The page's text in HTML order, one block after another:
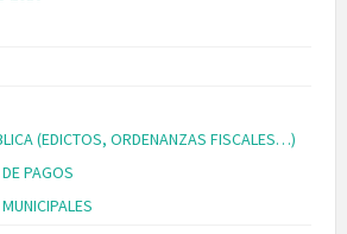
(EDICTOS, ORDENANZAS FISCALES…)
PAGOS